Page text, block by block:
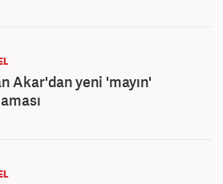
Akar'dan yeni 'mayın'